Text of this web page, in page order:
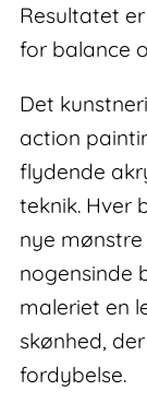
Resultatet
for balance
Det
action
flydende
teknik. Hver
nye
nogensinde
maleriet en
skønhed,
fordybelse.